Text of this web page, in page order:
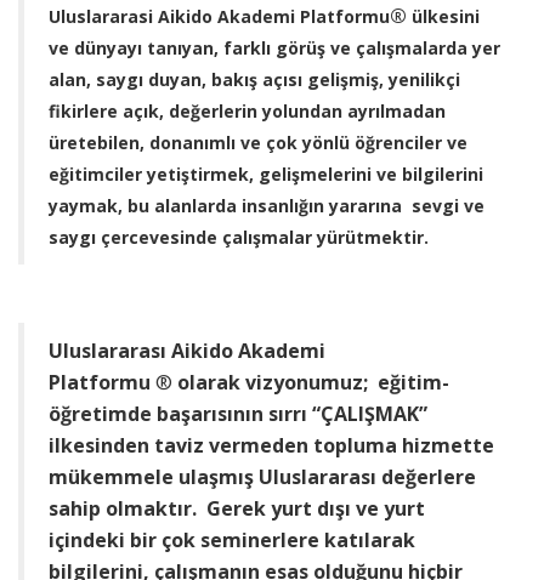
Uluslararasi Aikido Akademi Platformu® ülkesini
ve dünyayı tanıyan, farklı görüş ve çalışmalarda yer
alan, saygı duyan, bakış açısı gelişmiş, yenilikçi
fikirlere açık, değerlerin yolundan ayrılmadan
üretebilen, donanımlı ve çok yönlü öğrenciler ve
eğitimciler yetiştirmek, gelişmelerini ve bilgilerini
yaymak, bu alanlarda insanlığın yararına sevgi ve
saygı çercevesinde çalışmalar yürütmektir.
Uluslararası Aikido Akademi
Platformu ® olarak vizyonumuz; eğitim-
öğretimde başarısının sırrı “ÇALIŞMAK”
ilkesinden taviz vermeden topluma hizmette
mükemmele ulaşmış Uluslararası değerlere
sahip olmaktır. Gerek yurt dışı ve yurt
içindeki bir çok seminerlere katılarak
bilgilerini, çalışmanın esas olduğunu hiçbir